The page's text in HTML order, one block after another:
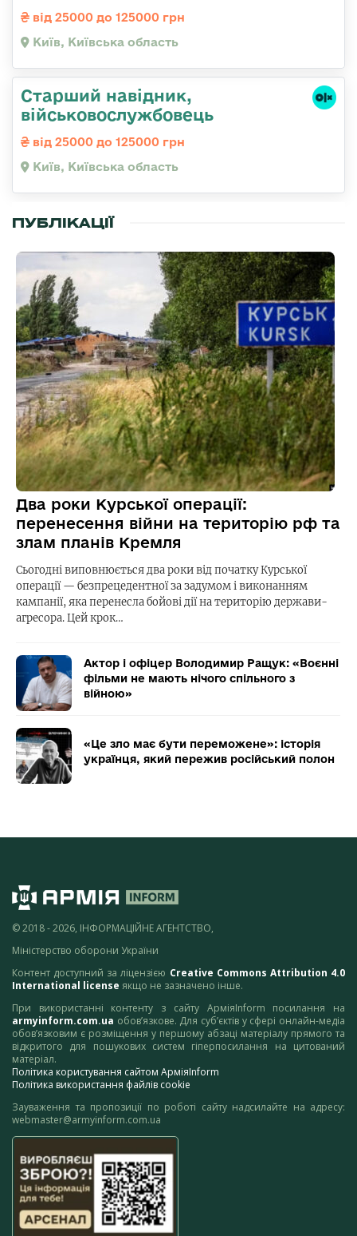
від 25000 до 125000 грн
Київ, Київська область
Стаpший навідник,
військовослужбовець
від 25000 до 125000 грн
Київ, Київська область
ПУБЛІКАЦІЇ
Два роки Курської операції:
перенесення війни на територію рф та
злам планів Кремля
Сьогодні виповнюється два роки від початку Курської
операції — безпрецедентної за задумом і виконанням
кампанії, яка перенесла бойові дії на територію держави-
агресора. Цей крок…
Актор і офіцер Володимир Ращук: «Воєнні
фільми не мають нічого спільного з
війною»
«Це зло має бути переможене»: історія
українця, який пережив російський полон
© 2018 - 2026, ІНФОРМАЦІЙНЕ АГЕНТСТВО,
Міністерство оборони України
Контент доступний за ліцензією Creative Commons Attribution 4.0
International license якщо не зазначено інше.
При використанні контенту з сайту АрміяInform посилання на
armyinform.com.ua обов’язкове. Для суб’єктів у сфері онлайн-медіа
обов’язковим є розміщення у першому абзаці матеріалу прямого та
відкритого для пошукових систем гіперпосилання на цитований
матеріал.
Політика користування сайтом АрміяInform
Політика використання файлів cookie
Зауваження та пропозиції по роботі сайту надсилайте на адресу:
webmaster@armyinform.com.ua